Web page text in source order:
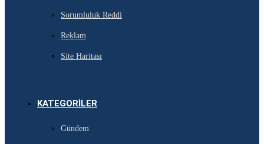
Sorumluluk Reddi
Reklam
Site Haritası
KATEGORILER
Gündem